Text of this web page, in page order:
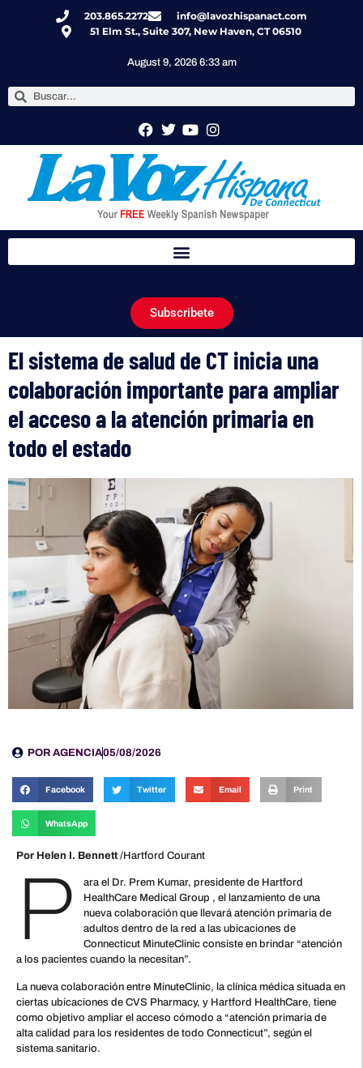
203.865.2272
info@lavozhispanact.com
51 Elm St., Suite 307, New Haven, CT 06510
August 9, 2026 6:33 am
Subscribete
El sistema de salud de CT inicia una
colaboración importante para ampliar
el acceso a la atención primaria en
todo el estado
POR AGENCIA05/08/2026
Facebook Twitter Email Print
WhatsApp
Por Helen I. Bennett /Hartford Courant
P
ara el Dr. Prem Kumar, presidente de Hartford
HealthCare Medical Group , el lanzamiento de una
nueva colaboración que llevará atención primaria de
adultos dentro de la red a las ubicaciones de
Connecticut MinuteClinic consiste en brindar “atención
a los pacientes cuando la necesitan”.
La nueva colaboración entre MinuteClinic, la clínica médica situada en
ciertas ubicaciones de CVS Pharmacy, y Hartford HealthCare, tiene
como objetivo ampliar el acceso cómodo a “atención primaria de
alta calidad para los residentes de todo Connecticut”, según el
sistema sanitario.